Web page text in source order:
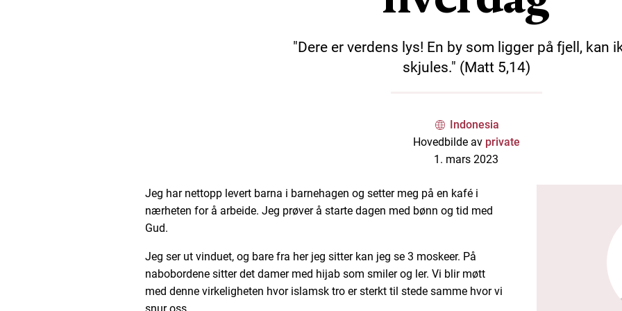
"Dere er verdens lys! En by som ligger på fjell, kan
skjules." (Matt 5,14)
Indonesia
Hovedbilde av private
1. mars 2023
Jeg har nettopp levert barna i barnehagen og setter meg på en kafé i
nærheten for å arbeide. Jeg prøver å starte dagen med bønn og tid med
Gud.
Jeg ser ut vinduet, og bare fra her jeg sitter kan jeg se 3 moskeer. På
nabobordene sitter det damer med hijab som smiler og ler. Vi blir møtt
med denne virkeligheten hvor islamsk tro er sterkt til stede samme hvor vi